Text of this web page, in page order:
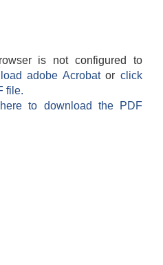
is not configured to
adobe Acrobatorclick
file.
to download the PDF